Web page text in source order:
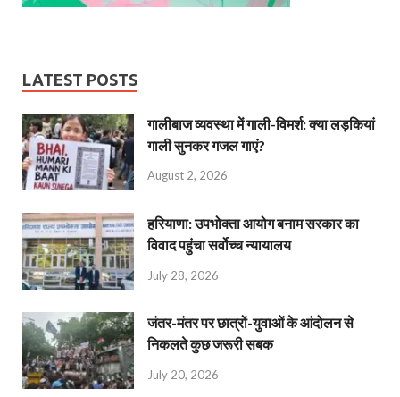
LATEST POSTS
गालीबाज व्‍यवस्‍था में गाली-विमर्श: क्या लड़कियां
गाली सुनकर गजल गाएं?
August 2, 2026
हरियाणा: उपभोक्ता आयोग बनाम सरकार का
विवाद पहुंचा सर्वोच्च न्यायालय
July 28, 2026
जंतर-मंतर पर छात्रों-युवाओं के आंदोलन से
निकलते कुछ जरूरी सबक
July 20, 2026